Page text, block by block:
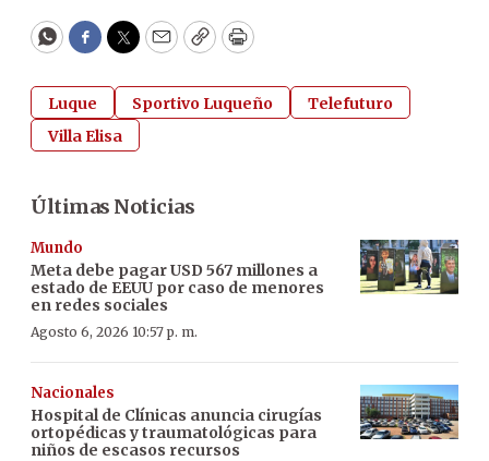
WhatsApp
Facebook
Twitter
EmailCopyPrint
Luque Sportivo Luqueño
Telefuturo
Villa Elisa
Últimas Noticias
Mundo
Meta debe pagar USD 567 millones a
estado de EEUU por caso de menores
en redes sociales
Agosto 6, 2026 10:57 p. m.
Nacionales
Hospital de Clínicas anuncia cirugías
ortopédicas y traumatológicas para
niños de escasos recursos